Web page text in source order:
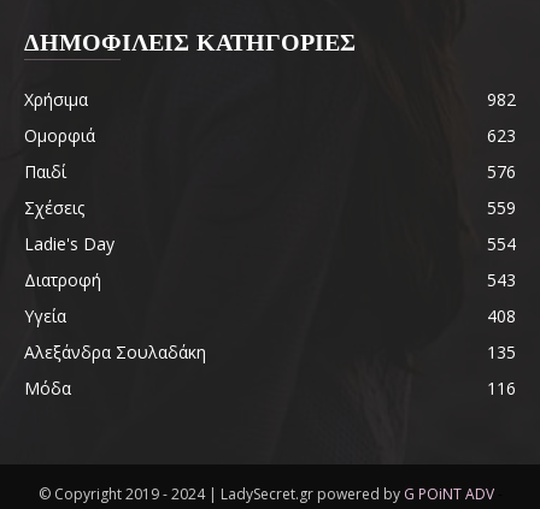
ΔΗΜΟΦΙΛΕΙΣ ΚΑΤΗΓΟΡΙΕΣ
Χρήσιμα
982
Ομορφιά
623
Παιδί
576
Σχέσεις
559
Ladie's Day
554
Διατροφή
543
Υγεία
408
Αλεξάνδρα Σουλαδάκη
135
Μόδα
116
© Copyright 2019 - 2024 | LadySecret.gr powered by G POiNT ADV